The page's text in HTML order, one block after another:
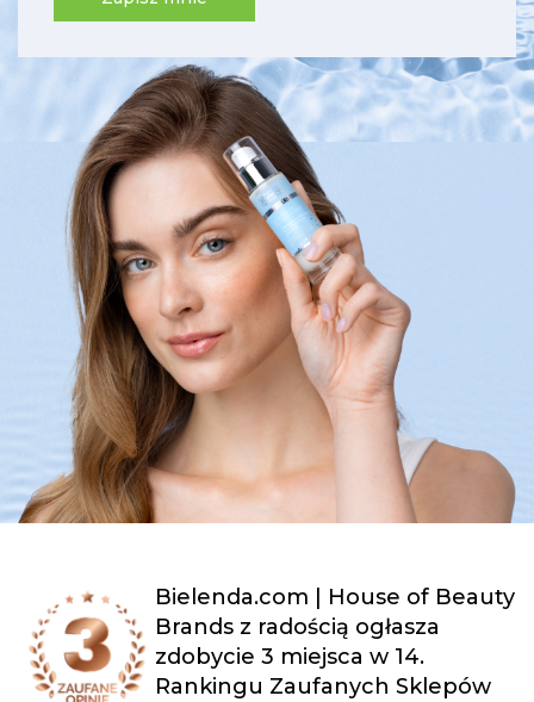
Bielenda.com | House of Beauty
Brands z radością ogłasza
zdobycie 3 miejsca w 14.
Rankingu Zaufanych Sklepów